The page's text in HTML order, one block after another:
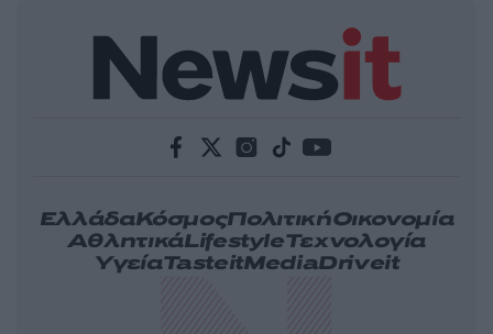
ΕλλάδαΚόσμοςΠολιτικήΟικονομία
ΑθλητικάLifestyleΤεχνολογία
ΥγείαTasteitMediaDriveit